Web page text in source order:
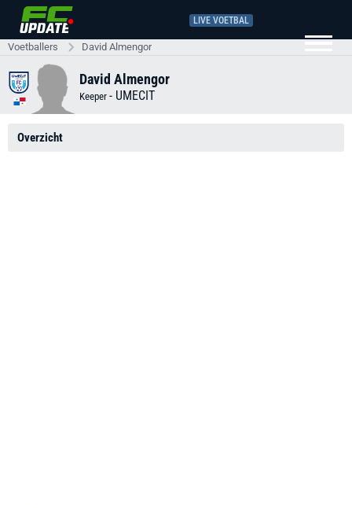
LIVE VOETBAL
Voetballers David Almengor
David Almengor
Keeper - UMECIT
Overzicht